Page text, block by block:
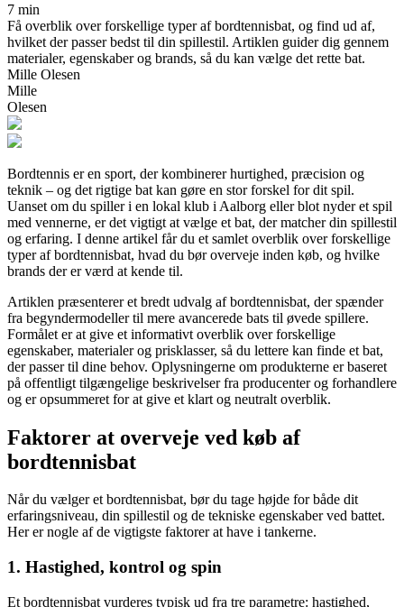
7 min
Få overblik over forskellige typer af bordtennisbat, og find ud af,
hvilket der passer bedst til din spillestil. Artiklen guider dig gennem
materialer, egenskaber og brands, så du kan vælge det rette bat.
Mille Olesen
Mille
Olesen
Bordtennis er en sport, der kombinerer hurtighed, præcision og
teknik – og det rigtige bat kan gøre en stor forskel for dit spil.
Uanset om du spiller i en lokal klub i Aalborg eller blot nyder et spil
med vennerne, er det vigtigt at vælge et bat, der matcher din spillestil
og erfaring. I denne artikel får du et samlet overblik over forskellige
typer af bordtennisbat, hvad du bør overveje inden køb, og hvilke
brands der er værd at kende til.
Artiklen præsenterer et bredt udvalg af bordtennisbat, der spænder
fra begyndermodeller til mere avancerede bats til øvede spillere.
Formålet er at give et informativt overblik over forskellige
egenskaber, materialer og prisklasser, så du lettere kan finde et bat,
der passer til dine behov. Oplysningerne om produkterne er baseret
på offentligt tilgængelige beskrivelser fra producenter og forhandlere
og er opsummeret for at give et klart og neutralt overblik.
Faktorer at overveje ved køb af
bordtennisbat
Når du vælger et bordtennisbat, bør du tage højde for både dit
erfaringsniveau, din spillestil og de tekniske egenskaber ved battet.
Her er nogle af de vigtigste faktorer at have i tankerne.
1. Hastighed, kontrol og spin
Et bordtennisbat vurderes typisk ud fra tre parametre: hastighed,